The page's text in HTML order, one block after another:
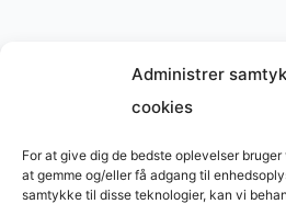
Administrer
cookies
For at give dig de bedste oplevelser
at gemme og/eller få adgang til
samtykke til disse teknologier, kan vi
Musik på
Copyright © 2026
Udviklet af